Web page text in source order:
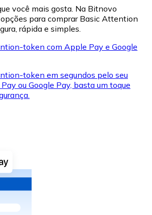
com dinheiro e outros
SEPA
bancária
você mais gosta. Na Bitnovo
para comprar Basic Attention
rápida e simples.
token com Apple Pay e Google
token em segundos pelo seu
ou Google Pay, basta um toque